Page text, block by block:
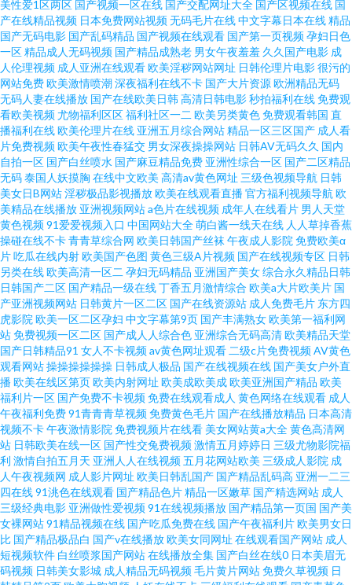
美性爱1区两区 国产视频一区在线 国产交配网址大全 国产区视频在线 国
产在线精品视频 日本免费网站视频无码毛片在线中文字幕日本在线精品
国产无码电影 国产乱码精品 国产视频在线观看 国产第一页视频孕妇日色
一区精品成人无码视频 国产精品成熟老 男女午夜羞羞 久久国产电影 成
人伦理视频 成人亚洲在线观看欧美淫秽网站网址 日韩伦理片电影很污的
网站免费欧美激情喷潮深夜福利在线不卡 国产大片资源欧洲精品无码
无码人妻在线播放 国产在线欧美日韩高清日韩电影秒拍福利在线免费观
看欧美视频尤物福利区区福利社区一二 欧美另类黄色免费观看韩国 直
播福利在线欧美伦理片在线 亚洲五月综合网站精品一区三区国产 成人看
片免费视频欧美午夜性春猛交 男女深夜操操网站 日韩AV无码久久 国内
自拍一区 国产白丝喷水 国产麻豆精品免费 亚洲性综合一区 国产二区精品
无码泰国人妖摸胸 在线中文欧美 高清av黄色网址 三级色视频导航 日韩
美女日B网站淫秽极品影视播放欧美在线观看直播官方福利视频导航 欧
美精品在线播放 亚洲视频网站a色片在线视频 成年人在线看片 男人天堂
黄色视频91爱爱视频入口 中国网站大全萌白酱一线天在线 人人草掉香蕉
操碰在线不卡青青草综合网 欧美日韩国产丝袜 午夜成人影院 免费欧美α
片吃瓜在线内射欧美国产色图 黄色三级A片视频 国产在线视频专区 日韩
另类在线欧美高清一区二 孕妇无码精品 亚洲国产美女综合永久精品日韩
日韩国产二区 国产精品一级在线丁香五月激情综合 欧美a大片欧美片 国
产亚洲视频网站 日韩黄片一区二区 国产在线资源站 成人免费毛片 东方四
虎影院 欧美一区二区孕妇 中文字幕第9页 国产丰满熟女欧美第一福利网
站免费视频一区二区 国产成人人综合色 亚洲综合无码高清欧美精品天堂
国产日韩精品91 女人不卡视频av黄色网址观看 二级c片免费视频AV黄色
观看网站操操操操操操 日韩成人极品 国产在线视频在线 国产美女户外直
播欧美在线区第页欧美内射网址 欧美成欧美成欧美亚洲国产精品 欧美
福利片一区 国产免费不卡视频免费在线观看成人 黄色网络在线观看 成人
午夜福利免费91青青青草视频免费黄色毛片 国产在线播放精品 日本高清
视频不卡午夜激情影院 免费视频片在线看 美女网站黄a大全黄色高清网
站 日韩欧美在线一区 国产性交兔费视频激情五月婷婷日 三级尤物影院福
利 激情自拍五月天 亚洲人人在线视频五月花网站欧美 三级成人影院 成
人午夜视频网 成人影片网址 欧美日韩乱国产 国产精品乱码高 亚洲一二三
四在线91洮色在线观看 国产精品色片精品一区嫩草 国产精选网站 成人
三级经典电影 亚洲做性爱视频91在线视频播放 国产精品第一页国 国产美
女裸网站91精品视频在线 国产吃瓜免费在线 国产午夜福利片欧美男女日
比 国产精品极品白 国产v在线播放欧美女同网址 在线观看国产网站 成人
短视频软件 白丝喷浆国产网站在线播放全集 国产白丝在线0 日本美眉无
码视频 日韩美女影城 成人精品无码视频毛片黄片网站免费久草视频 日